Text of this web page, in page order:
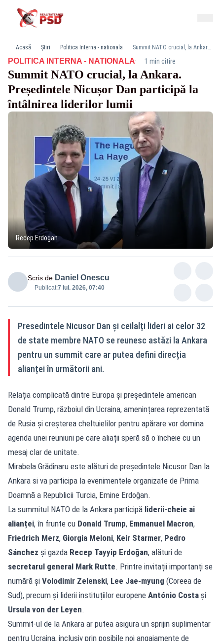
Acasă Știri Politica Interna - nationala Summit NATO crucial, la Ankara. Președintele Nicușor Dan participă la întâlnirea liderilor lumii
POLITICA INTERNA - NATIONALA· 1 min citire
Summit NATO crucial, la Ankara.
Președintele Nicușor Dan participă la
întâlnirea liderilor lumii
Recep Erdogan
Scris de Daniel Onescu
Publicat:7 iul. 2026, 07:40
Presedintele Nicusor Dan și ceilalți lideri ai celor 32
de state membre NATO se reunesc astăzi la Ankara
pentru un summit care ar putea defini direcția
alianței în următorii ani.
Relația complicată dintre Europa și președintele american
Donald Trump, războiul din Ucraina, amenințarea reprezentată
de Rusia și creșterea cheltuielilor pentru apărare vor domina
agenda unei reuniuni pe care aliații speră să o încheie cu un
mesaj clar de unitate.
Mirabela Grădinaru este alături de președintele Nicusor Dan la
Ankara si va participa la evenimentele organizate de Prima
Doamnă a Republicii Turcia, Emine Erdoğan.
La summitul NATO de la Ankara participă liderii-cheie ai
alianței, în frunte cu Donald Trump, Emmanuel Macron,
Friedrich Merz, Giorgia Meloni, Keir Starmer, Pedro
Sánchez și gazda Recep Tayyip Erdoğan, alături de
secretarul general Mark Rutte. Printre invitații importanți se
numără și Volodimir Zelenski, Lee Jae-myung (Coreea de
Sud), precum și liderii instituțiilor europene António Costa și
Ursula von der Leyen.
Summit-ul de la Ankara ar putea asigura un sprijin suplimentar
pentru Ucraina, inclusiv prin posibile noi angajamente de